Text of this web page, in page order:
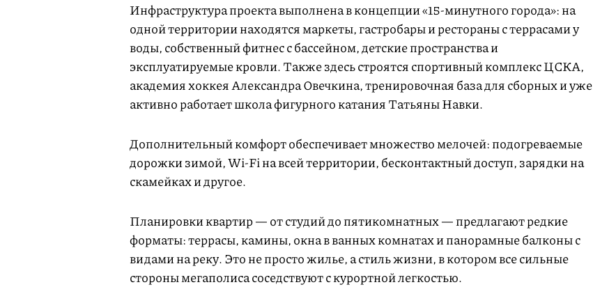
Инфраструктура проекта выполнена в концепции «15-минутного города»: на
одной территории находятся маркеты, гастробары и рестораны с террасами у
воды, собственный фитнес с бассейном, детские пространства и
эксплуатируемые кровли. Также здесь строятся спортивный комплекс ЦСКА,
академия хоккея Александра Овечкина, тренировочная база для сборных и уже
активно работает школа фигурного катания Татьяны Навки.
Дополнительный комфорт обеспечивает множество мелочей: подогреваемые
дорожки зимой, Wi-Fi на всей территории, бесконтактный доступ, зарядки на
скамейках и другое.
Планировки квартир — от студий до пятикомнатных — предлагают редкие
форматы: террасы, камины, окна в ванных комнатах и панорамные балконы с
видами на реку. Это не просто жилье, а стиль жизни, в котором все сильные
стороны мегаполиса соседствуют с курортной легкостью.